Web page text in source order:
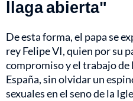
llaga abierta"
De esta forma, el papa se
rey Felipe VI, quien por su
compromiso y el trabajo de
España, sin olvidar un
sexuales en el seno de la